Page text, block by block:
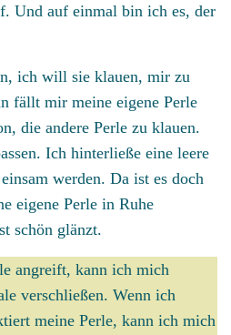
Und auf einmal bin ich es, der
ich will sie klauen, mir zu
fällt mir meine eigene Perle
die andere Perle zu klauen.
Ich hinterließe eine leere
werden. Da ist es doch
eigene Perle in Ruhe
schön glänzt.
angreift, kann ich mich
verschließen. Wenn ich
meine Perle, kann ich mich